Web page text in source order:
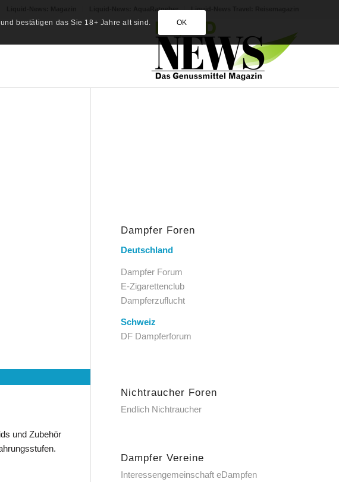
Liquid-News: AquaRatgeber Liquid-News Travel: Reisemagazin
und Zubehör
Dampfer Foren
Deutschland
Dampfer Forum
E-Zigarettenclub
Dampferzuflucht
Schweiz
DF Dampferforum
Nichtraucher Foren
Endlich Nichtraucher
Dampfer Vereine
Interessengemeinschaft eDampfen
bestätigen das Sie 18+ Jahre alt sind. OK